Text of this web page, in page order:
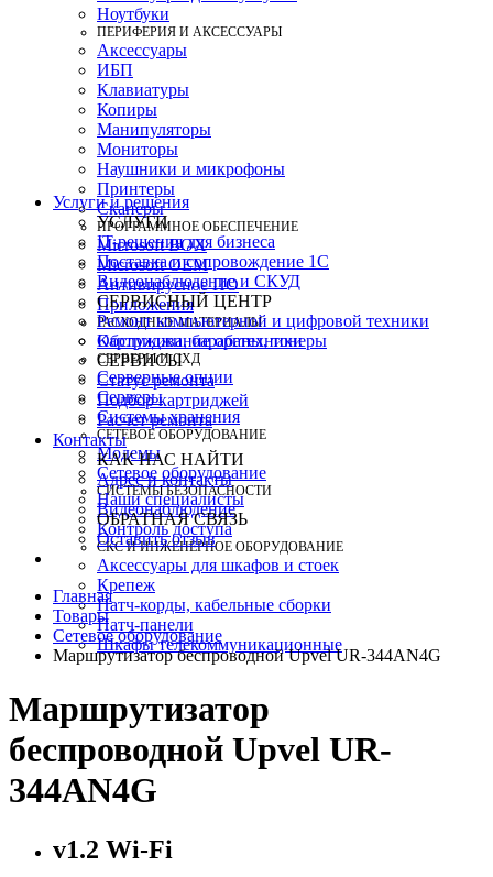
Ноутбуки
ПЕРИФЕРИЯ И АКСЕССУАРЫ
Аксессуары
ИБП
Клавиатуры
Копиры
Манипуляторы
Мониторы
Наушники и микрофоны
Принтеры
Сканеры
ПРОГРАММНОЕ ОБЕСПЕЧЕНИЕ
Microsoft BOX
Microsoft OEM
Антивирусное ПО
Приложения
РАСХОДНЫЕ МАТЕРИАЛЫ
Картриджи, барабаны, тонеры
СЕРВЕРЫ И СХД
Серверные опции
Серверы
Системы хранения
СЕТЕВОЕ ОБОРУДОВАНИЕ
Модемы
Сетевое оборудование
СИСТЕМЫ БЕЗОПАСНОСТИ
Видеонаблюдение
Контроль доступа
СКС И ИНЖЕНЕРНОЕ ОБОРУДОВАНИЕ
Аксессуары для шкафов и стоек
Крепеж
Патч-корды, кабельные сборки
Патч-панели
Шкафы телекоммуникационные
Услуги и решения
УСЛУГИ
IT-решения для бизнеса
Поставка и сопровождение 1C
Видеонаблюдение и СКУД
СЕРВИСНЫЙ ЦЕНТР
Ремонт компьютерной и цифровой техники
Обслуживание оргтехники
СЕРВИСЫ
Статус ремонта
Подбор картриджей
Расчет ремонта
Контакты
КАК НАС НАЙТИ
Адрес и контакты
Наши специалисты
ОБРАТНАЯ СВЯЗЬ
Оставить отзыв
Главная
Товары
Сетевое оборудование
Маршрутизатор беспроводной Upvel UR-344AN4G
Маршрутизатор
беспроводной Upvel UR-
344AN4G
v1.2 Wi-Fi